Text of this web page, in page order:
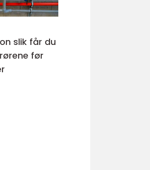
du
før